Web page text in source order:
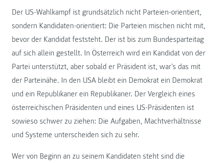
Der US-Wahlkampf ist grundsätzlich nicht Parteien-orientiert,
sondern Kandidaten-orientiert: Die Parteien mischen nicht mit,
bevor der Kandidat feststeht. Der ist bis zum Bundesparteitag
auf sich allein gestellt. In Österreich wird ein Kandidat von der
Partei unterstützt, aber sobald er Präsident ist, war’s das mit
der Parteinähe. In den USA bleibt ein Demokrat ein Demokrat
und ein Republikaner ein Republikaner. Der Vergleich eines
österreichischen Präsidenten und eines US-Präsidenten ist
sowieso schwer zu ziehen: Die Aufgaben, Machtverhältnisse
und Systeme unterscheiden sich zu sehr.
Wer von Beginn an zu seinem Kandidaten steht sind die